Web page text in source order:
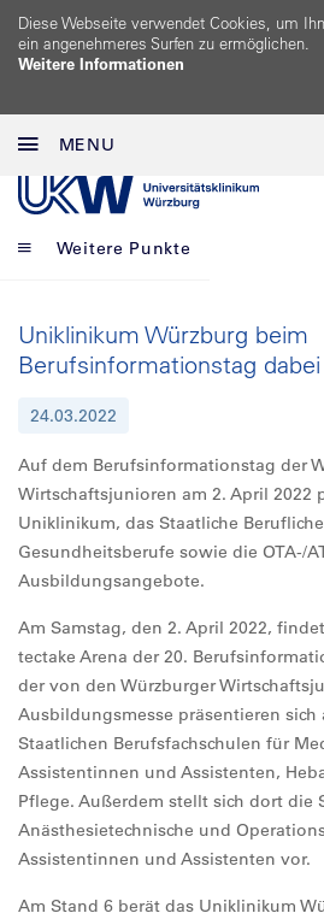
Diese Webseite verwendet Cookies, um
ein angenehmeres Surfen zu ermöglichen.
Weitere Informationen
MENU
Weitere Punkte
Uniklinikum Würzburg beim
Berufsinformationstag dabei
24.03.2022
Auf dem Berufsinformationstag der
Wirtschaftsjunioren am 2. April 2022
Uniklinikum, das Staatliche
Gesundheitsberufe sowie die OTA-/
Ausbildungsangebote.
Am Samstag, den 2. April 2022,
tectake Arena der 20.
der von den Würzburger
Ausbildungsmesse präsentieren sich
Staatlichen Berufsfachschulen für
Assistentinnen und Assistenten,
Pflege. Außerdem stellt sich dort die
Anästhesietechnische und
Assistentinnen und Assistenten vor.
Am Stand 6 berät das Uniklinikum